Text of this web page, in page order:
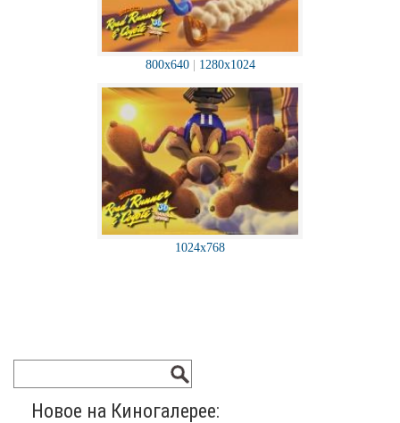
800x640| 1280x1024
1024x768
Новое на Киногалерее: